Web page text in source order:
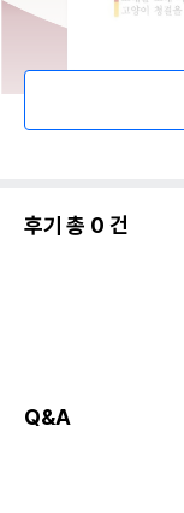
후기 총 0 건
Q&A